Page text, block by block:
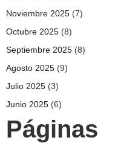
Noviembre 2025 (7)
Octubre 2025 (8)
Septiembre 2025 (8)
Agosto 2025 (9)
Julio 2025 (3)
Junio 2025 (6)
Páginas